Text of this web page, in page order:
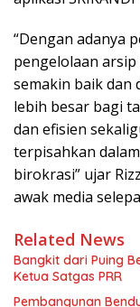
“Dengan adanya
pengelolaan
semakin baik
lebih besar bagi
dan efisien
terpisahkan
birokrasi” ujar
awak media
Related News
Bangkit dari Puing
Ketua Satgas PRR
Pembangunan